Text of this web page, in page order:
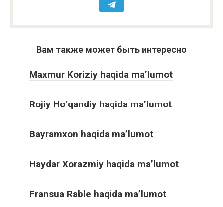
Вам также может быть интересно
Maxmur Koriziy haqida ma’lumot
Rojiy Hoʻqandiy haqida ma’lumot
Bayramxon haqida ma’lumot
Haydar Xorazmiy haqida ma’lumot
Fransua Rable haqida ma’lumot